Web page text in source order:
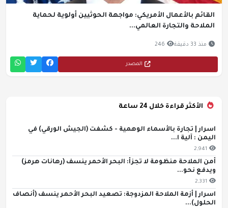
القائم بالأعمال الأمريكي: مواجهة الحوثيين أولوية لحماية
الملاحة والتجارة العالمي...
منذ 33 دقيقة 246
المصدر
الأكثر قراءة خلال 24 ساعة
اسرار | تجارة بالأسماء الوهمية - كشفت (الجيش الورقي) في
اليمن : آلية ا...
2,941
أمن الملاحة منظومة لا تجزأ: البحر الأحمر ينسف (رهانات هرمز)
ويدفع نحو...
2,331
اسرار | أزمة الملاحة المزدوجة: تصعيد البحر الأحمر ينسف (أنصاف
الحلول)...